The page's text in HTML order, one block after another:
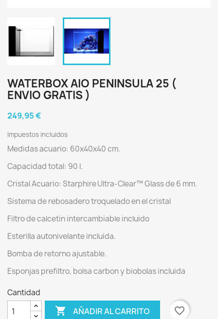
WATERBOX AIO PENINSULA 25 (
ENVIO GRATIS )
249,95 €
Impuestos incluidos
Medidas acuario: 60x40x40 cm.
Capacidad total: 90 l.
Cristal Acuario: Starphire Ultra-Clear™ Glass de 6 mm.
Sistema de rebosadero troquelado en el cristal
Filtro de calcetin intercambiable incluido
Esterilla autonivelante incluida.
Bomba de retorno ajustable.
Esponjas prefiltro, bolsa carbon y biobolas incluida
Cantidad
 AÑADIR AL CARRITO favorite_border